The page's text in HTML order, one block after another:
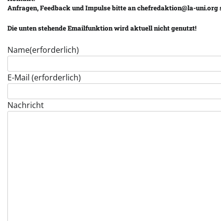
Anfragen, Feedback und Impulse bitte anchefredaktion@la-uni.org
Die unten stehende Emailfunktion wird aktuell nicht genutzt!
Name(erforderlich)
E-Mail (erforderlich)
Nachricht